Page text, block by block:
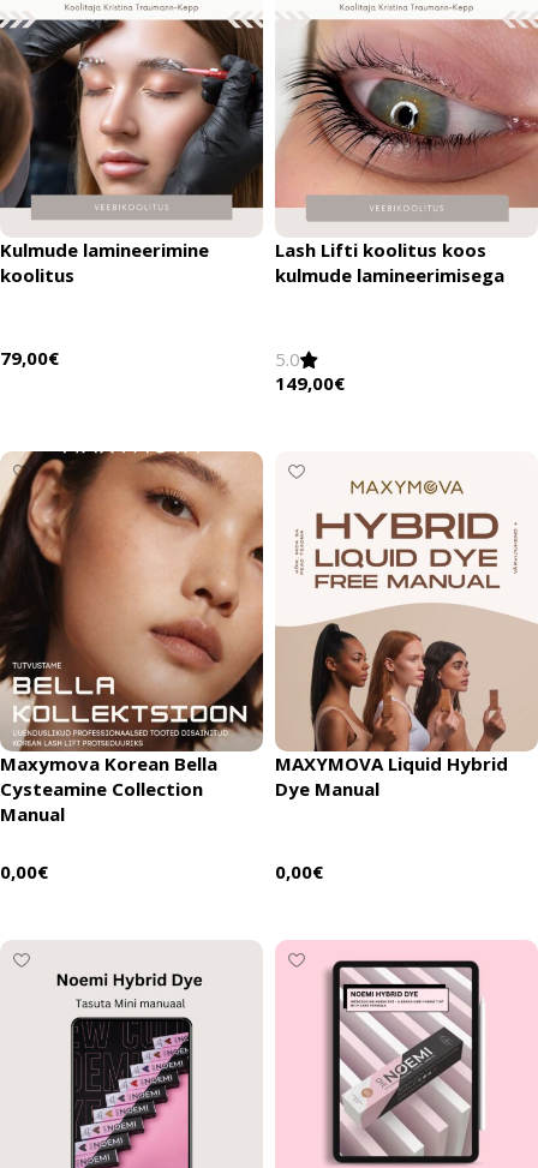
Kulmude lamineerimine
koolitus
79,00€
Lash Lifti koolitus koos
kulmude lamineerimisega
5.0
149,00€
Maxymova Korean Bella
Cysteamine Collection
Manual
0,00€
MAXYMOVA Liquid Hybrid
Dye Manual
0,00€